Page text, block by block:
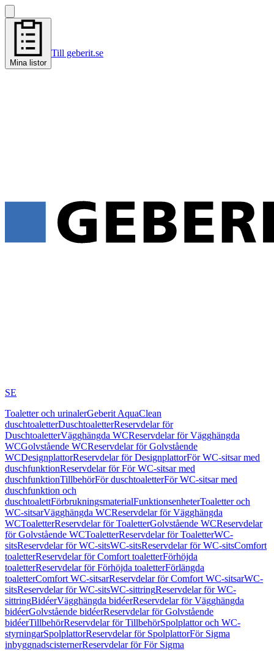
Mina listor
Till geberit.se
SE
Toaletter och urinalerGeberit AquaClean
duschtoaletterDuschtoaletterReservdelar för
DuschtoaletterVägghängda WCReservdelar för Vägghängda
WCGolvstående WCReservdelar för Golvstående
WCDesignplattorReservdelar för DesignplattorFör WC-sitsar med
duschfunktionReservdelar för För WC-sitsar med
duschfunktionTillbehörFör duschtoaletterFör WC-sitsar med
duschfunktion och
duschtoalettFörbrukningsmaterialFunktionsenheterToaletter och
WC-sitsarVägghängda WCReservdelar för Vägghängda
WCToaletterReservdelar för ToaletterGolvstående WCReservdelar
för Golvstående WCToaletterReservdelar för ToaletterWC-
sitsReservdelar för WC-sitsWC-sitsReservdelar för WC-sitsComfort
toaletterReservdelar för Comfort toaletterFörhöjda
toaletterReservdelar för Förhöjda toaletterFörlängda
toaletterComfort WC-sitsarReservdelar för Comfort WC-sitsarWC-
sitsReservdelar för WC-sitsWC-sittringReservdelar för WC-
sittringBidéerVägghängda bidéerReservdelar för Vägghängda
bidéerGolvstående bidéerReservdelar för Golvstående
bidéerTillbehörReservdelar för TillbehörSpolplattor och WC-
styrningarSpolplattorReservdelar för SpolplattorFör Sigma
inbyggnadscisternerReservdelar för För Sigma